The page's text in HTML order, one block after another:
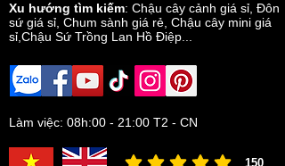
Xu hướng tìm kiếm: Chậu cây cảnh giá sỉ Đôn
sứ giá sỉ Chum sành giá rẻ Chậu cây mini giá
sỉ,Chậu Sứ Trồng Lan Hồ Điệp...
Làm việc: 08h:00 - 21:00 T2 - CN
150